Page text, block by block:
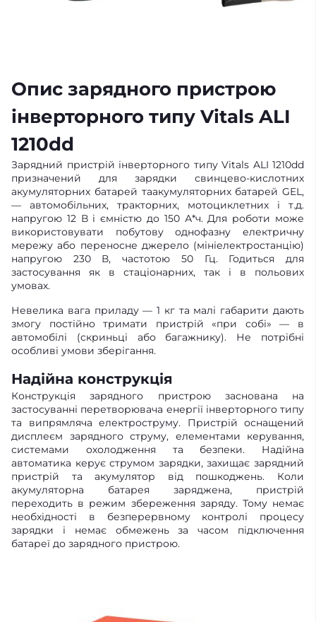
Опис зарядного пристрою
інверторного типу Vitals ALI
1210dd
Зарядний пристрій інверторного типу Vitals ALI 1210dd
призначений для зарядки свинцево-кислотних
акумуляторних батарей таакумуляторних батарей GEL,
— автомобільних, тракторних, мотоциклетних і т.д.
напругою 12 В і ємністю до 150 А*ч. Для роботи може
використовувати побутову однофазну електричну
мережу або переносне джерело (мініелектростанцію)
напругою 230 В, частотою 50 Гц. Годиться для
застосування як в стаціонарних, так і в польових
умовах.
Невелика вага приладу — 1 кг та малі габарити дають
змогу постійно тримати пристрій «при собі» — в
автомобілі (скриньці або багажнику). Не потрібні
особливі умови зберігання.
Надійна конструкція
Конструкція зарядного пристрою заснована на
застосуванні перетворювача енергії інверторного типу
та випрямляча електроструму. Пристрій оснащений
дисплеєм зарядного струму, елементами керування,
системами охолодження та безпеки. Надійна
автоматика керує струмом зарядки, захищає зарядний
пристрій та акумулятор від пошкоджень. Коли
акумуляторна батарея заряджена, пристрій
переходить в режим збереження заряду. Тому немає
необхідності в безперервному контролі процесу
зарядки і немає обмежень за часом підключення
батареї до зарядного пристрою.